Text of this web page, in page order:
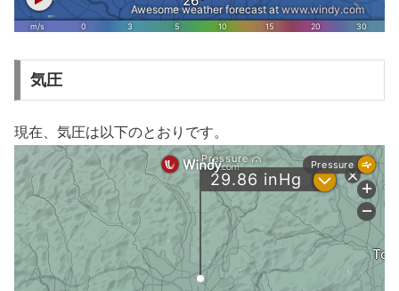
気圧
現在、気圧は以下のとおりです。